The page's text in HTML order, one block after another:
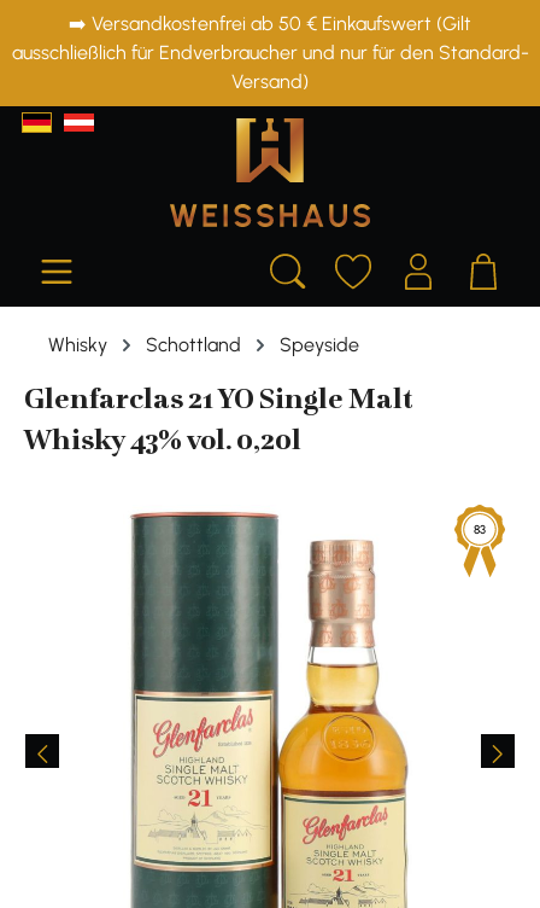
springen
➡️ Versandkostenfrei ab 50 € Einkaufswert (Gilt
ausschließlich für Endverbraucher und nur für den Standard-
Versand)
Whisky Schottland Speyside
Glenfarclas 21 YO Single Malt
Whisky 43% vol. 0,20l
Bildergalerie überspringen
83